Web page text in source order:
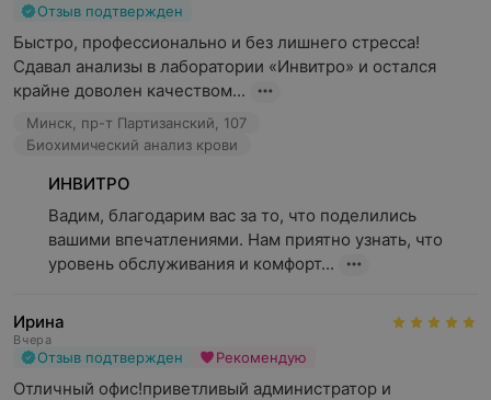
COVID-19;
диагностика патологий печени без биопсии;
дисбиотические состояния кишечника и
диагностика инфекционных заболеваний;
исследования цитогенетического направления;
генетические предрасположенности;
ДНК-диагностика;
исследования урологического направления;
генетические исследования.
Отзыв подтвержден
Быстро, профессионально и без лишнего стресса!
Сдавал анализы в лаборатории «Инвитро» и остался
крайне доволен качеством...
Минск, пр-т Партизанский, 107
Биохимический анализ крови
ИНВИТРО
Вадим, благодарим вас за то, что поделились
вашими впечатлениями. Нам приятно узнать, что
уровень обслуживания и комфорт...
Ирина
Вчера
Отзыв подтвержден Рекомендую
Отличный офис!приветливый администратор и